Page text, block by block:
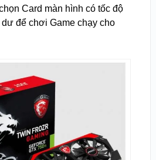
Card màn hình có tốc độ
để chơi Game chạy cho